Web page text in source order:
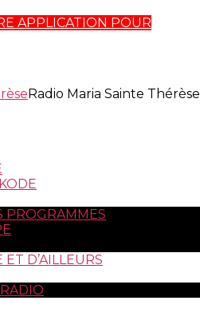
APPLICATION POUR
Radio Maria Sainte Thérèse
PROGRAMMES
D’AILLEURS